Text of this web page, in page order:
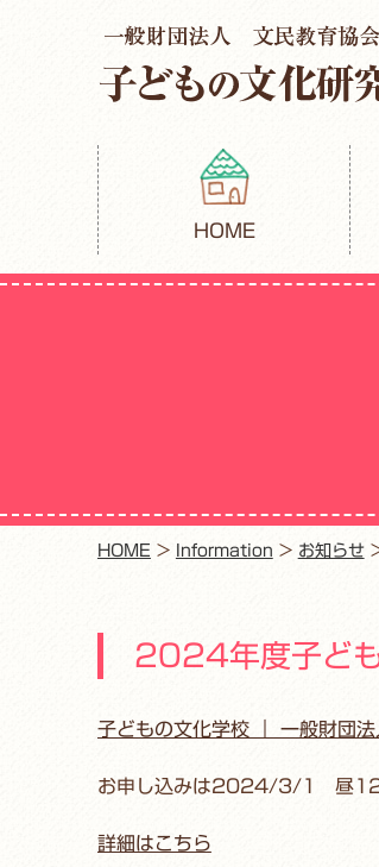
HOME
HOME > Information > お知らせ
2024年度子ども
子どもの文化学校 ｜ 一般財団
お申し込みは2024/3/1 昼12
詳細はこちら